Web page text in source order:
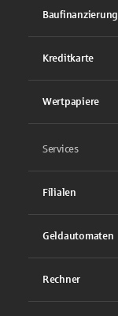
Baufinanzierung
Kreditkarte
Wertpapiere
Services
Filialen
Geldautomaten
Rechner